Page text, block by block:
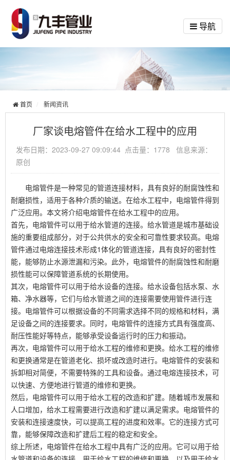
导航
首页 新闻资讯
厂家谈电熔管件在给水工程中的应用
发布日期：2023-09-27 09:09:44 点击量：1778 信息来源：
原创
电熔管件是一种常见的管道连接材料，具有良好的耐腐蚀性和
耐磨损性，适用于各种介质的输送。在给水工程中，电熔管件得到
广泛应用。本文将介绍电熔管件在给水工程中的应用。
首先，电熔管件可以用于给水管道的连接。给水管道是城市基础设
施的重要组成部分，对于公共供水的安全和可靠性要求较高。电熔
管件通过电熔连接技术形成1体化的管道连接，具有良好的密封性
能，能够防止水源泄漏和污染。此外，电熔管件的耐腐蚀性和耐磨
损性能可以保障管道系统的长期使用。
其次，电熔管件可以用于给水设备的连接。给水设备包括水泵、水
箱、净水器等，它们与给水管道之间的连接需要使用管件进行连
接。电熔管件可以根据设备的不同需求选择不同的规格和材料，满
足设备之间的连接要求。同时，电熔管件的连接方式具有强度高、
耐压性能好等特点，能够承受设备运行时的压力和振动。
再次，电熔管件可以用于给水工程的维修和更换。给水工程的维修
和更换通常是在管道老化、损坏或改造时进行。电熔管件的安装和
拆卸相对简便，不需要特殊的工具和设备。通过电熔连接技术，可
以快速、方便地进行管道的维修和更换。
然后，电熔管件可以用于给水工程的改造和扩建。随着城市发展和
人口增加，给水工程需要进行改造和扩建以满足需求。电熔管件的
安装和连接速度快，可以提高工程的进度和效率。它的连接方式可
靠，能够保障改造和扩建后工程的稳定和安全。
综上所述，电熔管件在给水工程中具有广泛的应用。它可以用于给